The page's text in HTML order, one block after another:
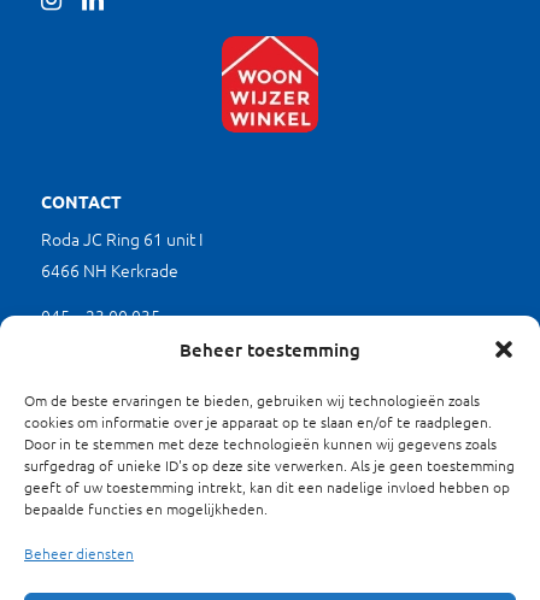
Beheer toestemming
Om de beste ervaringen te bieden, gebruiken wij technologieën zoals
cookies om informatie over je apparaat op te slaan en/of te raadplegen.
Door in te stemmen met deze technologieën kunnen wij gegevens zoals
surfgedrag of unieke ID's op deze site verwerken. Als je geen toestemming
geeft of uw toestemming intrekt, kan dit een nadelige invloed hebben op
bepaalde functies en mogelijkheden.
Beheer diensten
CONTACT
Roda JC Ring 61 unit I
6466 NH Kerkrade
045 – 23 00 035
(werkdagen tussen 9.00 en 17.00 uur)
mkb@limburgverduurzaamt.nl
SITEMAP
Waarom Verduurzamen?
Projecten
Energieloket